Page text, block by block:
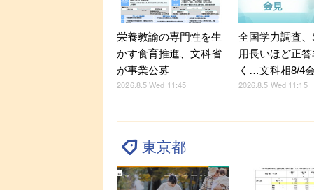
栄養教諭の専門性を生
かす食育推進、文科省
が事業公募
2026.8.5 Wed 11:45
全国学力調査、
用長いほど正
く…文科相8/4
2026.8.5 Wed 11:15
東京都